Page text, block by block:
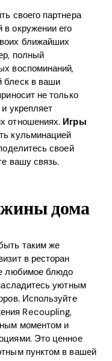
своего партнера
окружении его
ближайших
полный
воспоминаний,
блеск в ваши
не только
укрепляет
отношениях. Игры
кульминацией
своей
вашу связь.
дома
таким же
в ресторан
любимое блюдо
уютным
Используйте
Recoupling,
моментом и
Это ценное
пунктом в вашей